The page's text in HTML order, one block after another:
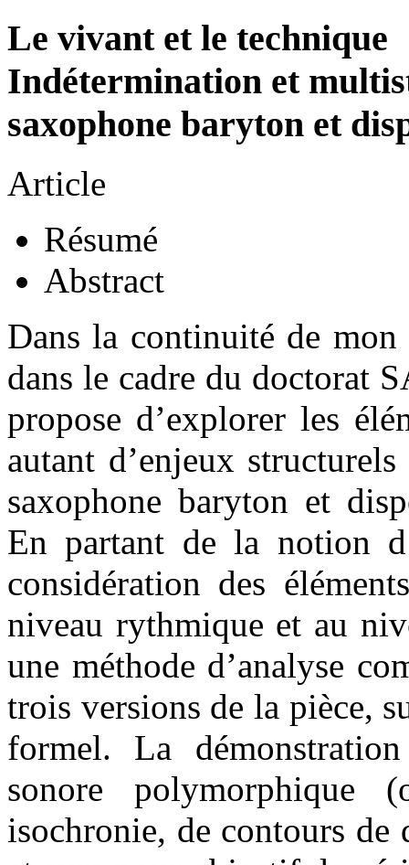
Le vivant et le technique
Indétermination et
saxophone baryton et
Article
Résumé
Abstract
Dans la continuité de
dans le cadre du doctorat
propose d’explorer les
autant d’enjeux
saxophone baryton et
En partant de la notion
considération des
niveau rythmique et au
une méthode d’analyse
trois versions de la pièce,
formel. La
sonore
isochronie, de contours de